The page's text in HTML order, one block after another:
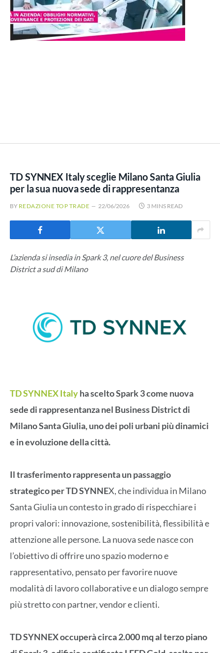
TD SYNNEX Italy sceglie Milano Santa Giulia
per la sua nuova sede di rappresentanza
BY REDAZIONE TOP TRADE 22/06/2026 3 MINS READ
L’azienda si insedia in Spark 3, nel cuore del Business
District a sud di Milano
TD SYNNEX Italyha scelto Spark 3 come nuova
sede di rappresentanza nel Business District di
Milano Santa Giulia, uno dei poli urbani più dinamici
e in evoluzione della città.
Il trasferimento rappresenta un passaggio
strategico per TD SYNNEX, che individua in Milano
Santa Giulia un contesto in grado di rispecchiare i
propri valori: innovazione, sostenibilità, flessibilità e
attenzione alle persone. La nuova sede nasce con
l’obiettivo di offrire uno spazio moderno e
rappresentativo, pensato per favorire nuove
modalità di lavoro collaborative e un dialogo sempre
più stretto con partner, vendor e clienti.
TD SYNNEX occuperà circa 2.000 mq al terzo piano